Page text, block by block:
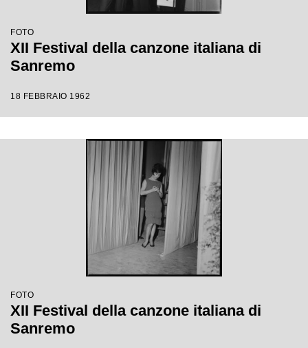
FOTO
XII Festival della canzone italiana di
Sanremo
18 FEBBRAIO 1962
FOTO
XII Festival della canzone italiana di
Sanremo